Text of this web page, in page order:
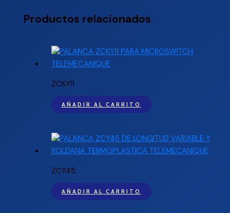
Productos relacionados
ZCKY11
AÑADIR AL CARRITO
ZCY45
AÑADIR AL CARRITO